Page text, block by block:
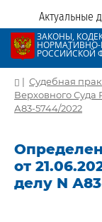
Актуальные
ЗАКОНЫ,
РОССИЙСКОЙ
| Судебная
Верховного Суда
А83-5744/2022
от
делу N